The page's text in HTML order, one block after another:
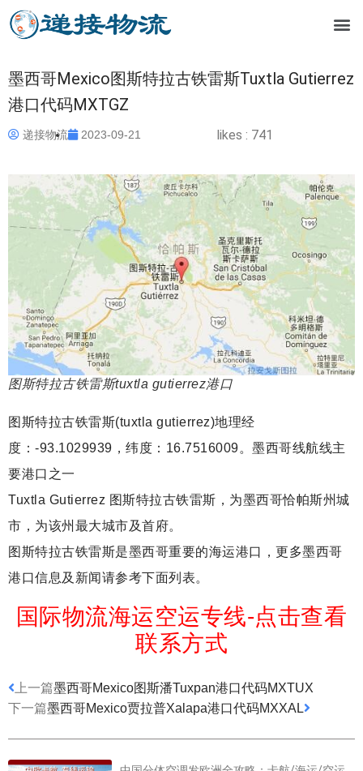
墨西哥Mexico图斯特拉古铁雷斯Tuxtla Gutierrez
港口代码MXTGZ
递接物流 2023-09-21 likes : 741
图斯特拉古铁雷斯tuxtla gutierrez港口
图斯特拉古铁雷斯(tuxtla gutierrez)地理经
度：-93.1029939，纬度：16.7516009。墨西哥线航线主
要港口之一
Tuxtla Gutierrez 图斯特拉古铁雷斯，为墨西哥恰帕斯州城
市，为该州最大城市及首府。
图斯特拉古铁雷斯是墨西哥重要的海运港口，更多墨西哥
港口信息及新闻请参考下面列表。
国际物流海运空运专线-点击查看
联系方式
上一篇墨西哥Mexico图斯潘Tuxpan港口代码MXTUX
下一篇墨西哥Mexico贾拉普Xalapa港口代码MXXAL